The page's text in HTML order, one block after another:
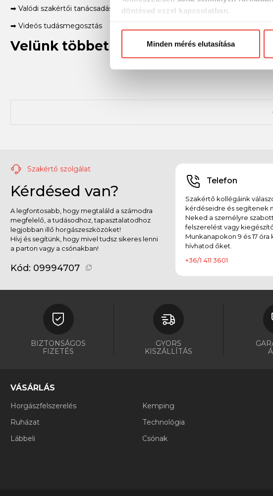
döntésed ezzel kapcsolatban.
Minden mérés elutasítása
➡ Valódi szakértői tanácsadás világbajnok horgászoktól
➡ Videós tudásmegosztás
Velünk többet fogsz!
Szakértő szolgálat
Kérdésed van?
A legfontosabb, hogy megtaláld a számodra
megfelelő, a tudásodhoz, tapasztalatodhoz
legjobban illő horgászeszközöket!
Hívj és segítünk, hogy mivel tudsz sikeres lenni
a parton vagy a csónakban!
Kód: 09994707
Telefon
Szakértő kollégáink
kérdéseidre és segítenek
Neked a személyre
felszerelést vagy
Munkanapokon 9 és 17 óra
hívhatod őket.
+36/1 411 3601
BIZTONSÁGOS
FIZETÉS
GYORS
KISZÁLLÍTÁS
VÁSÁRLÁS
Horgászfelszerelés
Ruházat
Lábbeli
Kemping
Technológia
Csónak